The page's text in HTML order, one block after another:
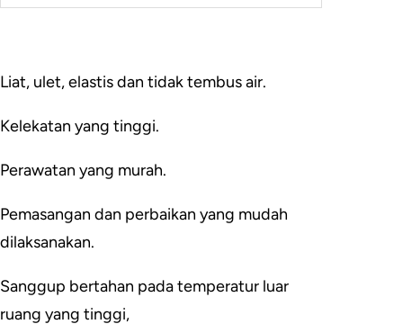
Liat, ulet, elastis dan tidak tembus air.
Kelekatan yang tinggi.
Perawatan yang murah.
Pemasangan dan perbaikan yang mudah
dilaksanakan.
Sanggup bertahan pada temperatur luar
ruang yang tinggi,